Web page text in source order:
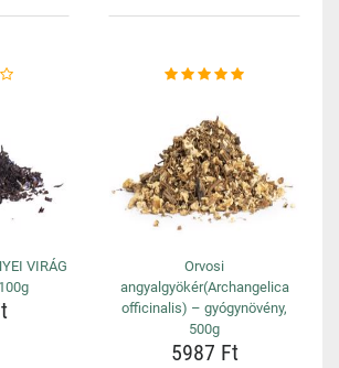
VIRÁG
Orvosi
angyalgyökér(Archangelica
officinalis) – gyógynövény,
500g
5987 Ft